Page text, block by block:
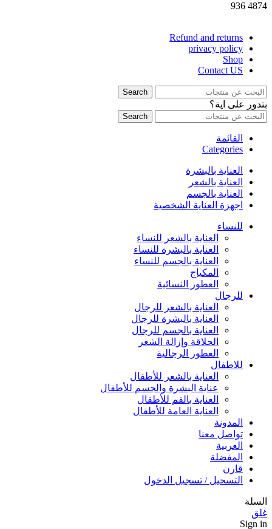
4874
936
Refund and returns
privacy policy
Shop
Contact US
Search
بتدور على اية؟
Search
القائمة
Categories
العناية بالبشرة
العناية بالشعر
العناية بالجسم
اجهزة العناية الشخصية
للنساء
العناية بالشعر للنساء
العناية بالبشرة للنساء
العناية بالجسم للنساء
المكياج
العطور النسائية
للرجال
العناية بالشعر للرجال
العناية بالبشرة للرجال
العناية بالجسم للرجال
الحلاقة وإزالة الشعر
العطور الرجالية
للاطفال
العناية بالشعر للأطفال
عناية البشرة والجسم للأطفال
العناية بالفم للأطفال
العناية العامة للأطفال
المدونة
تواصل معنا
العربية
المفضلة
قارن
التسحيل / تسجيل الدخول
السلة
غلق
Sign in